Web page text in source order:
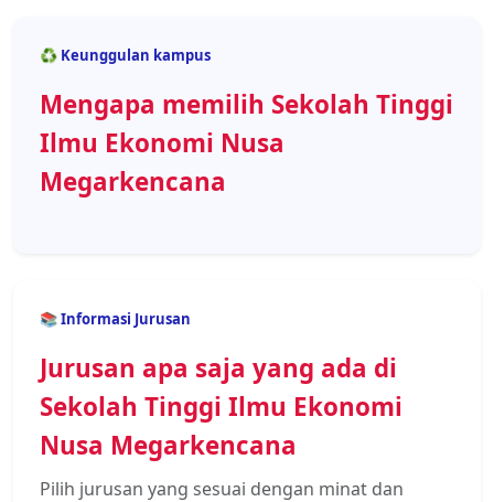
♻️ Keunggulan kampus
Mengapa memilih Sekolah Tinggi
Ilmu Ekonomi Nusa
Megarkencana
📚 Informasi Jurusan
Jurusan apa saja yang ada di
Sekolah Tinggi Ilmu Ekonomi
Nusa Megarkencana
Pilih jurusan yang sesuai dengan minat dan